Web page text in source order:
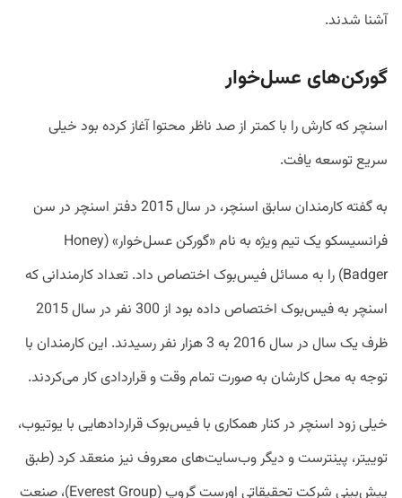
آشنا شدند.
گورکن‌های عسل‌خوار
اسنچر که کارش را با کمتر از صد ناظر محتوا آغاز کرده بود خیلی
سریع توسعه یافت.
به گفته کارمندان سابق اسنچر، در سال 2015 دفتر اسنچر در سن
فرانسیسکو یک تیم ویژه به نام «گورکن‌ عسل‌خوار» (Honey
Badger) را به مسائل فیس‌بوک اختصاص داد. تعداد کارمندانی که
اسنچر به فیس‌بوک اختصاص داده بود از 300 نفر در سال 2015
ظرف یک سال در سال 2016 به 3 هزار نفر رسیدند. این کارمندان با
توجه به محل کارشان به صورت تمام وقت و قراردادی کار می‌کردند.
خیلی زود اسنچر در کنار همکاری با فیس‌بوک قرارداد‌هایی با یوتیوب،
توییتر، پینترست و دیگر وب‌سایت‌های معروف نیز منعقد کرد (طبق
پیش‌بینی شرکت تحقیقاتی اورست گروپ (Everest Group)، صنعت